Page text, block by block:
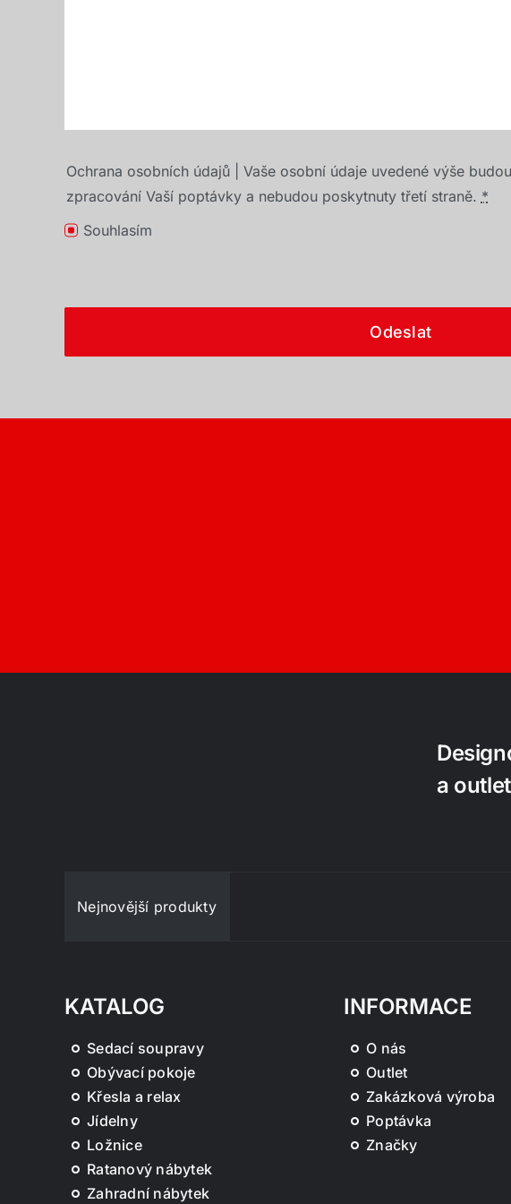
Ochrana osobních údajů | Vaše osobní údaje uvedené výše
zpracování Vaší poptávky a nebudou poskytnuty třetí straně. *
Souhlasím
Odeslat
a
Nejnovější produkty
KATALOG
Sedací soupravy
Obývací pokoje
Křesla a relax
Jídelny
Ložnice
Ratanový nábytek
Zahradní nábytek
INFORMACE
O nás
Outlet
Zakázková výroba
Poptávka
Značky